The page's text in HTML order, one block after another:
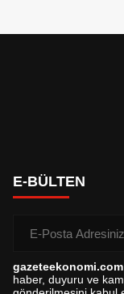
E-BÜLTEN
gazeteekonomi.com
haber, duyuru ve